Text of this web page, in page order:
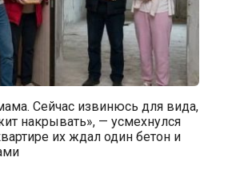
Сейчас извинюсь для вида,
накрывать», — усмехнулся
их ждал один бетон и